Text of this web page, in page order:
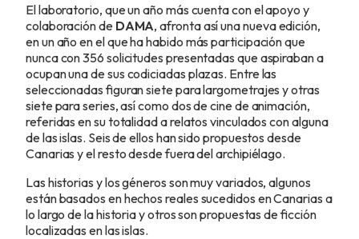
El laboratorio, que un año más cuenta con el apoyo y
colaboración de DAMA, afronta así una nueva edición,
en un año en el que ha habido más participación que
nunca con 356 solicitudes presentadas que aspiraban a
ocupan una de sus codiciadas plazas. Entre las
seleccionadas figuran siete para largometrajes y otras
siete para series, así como dos de cine de animación,
referidas en su totalidad a relatos vinculados con alguna
de las islas. Seis de ellos han sido propuestos desde
Canarias y el resto desde fuera del archipiélago.
Las historias y los géneros son muy variados, algunos
están basados en hechos reales sucedidos en Canarias a
lo largo de la historia y otros son propuestas de ficción
localizadas en las islas.